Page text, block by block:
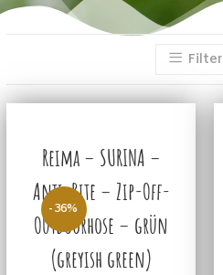
Filter
-36%
Reima – SURINA –
Anti-Bite – Zip-Off-
Outdoorhose – grün
(greyish green)